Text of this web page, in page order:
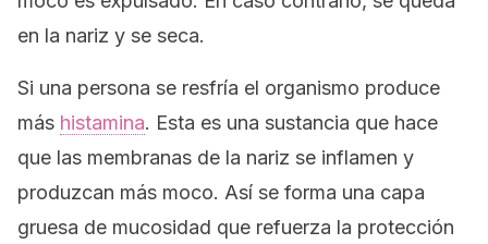
en la nariz y se seca.
Si una persona se resfría el organismo produce
más histamina. Esta es una sustancia que hace
que las membranas de la nariz se inflamen y
produzcan más moco. Así se forma una capa
gruesa de mucosidad que refuerza la protección